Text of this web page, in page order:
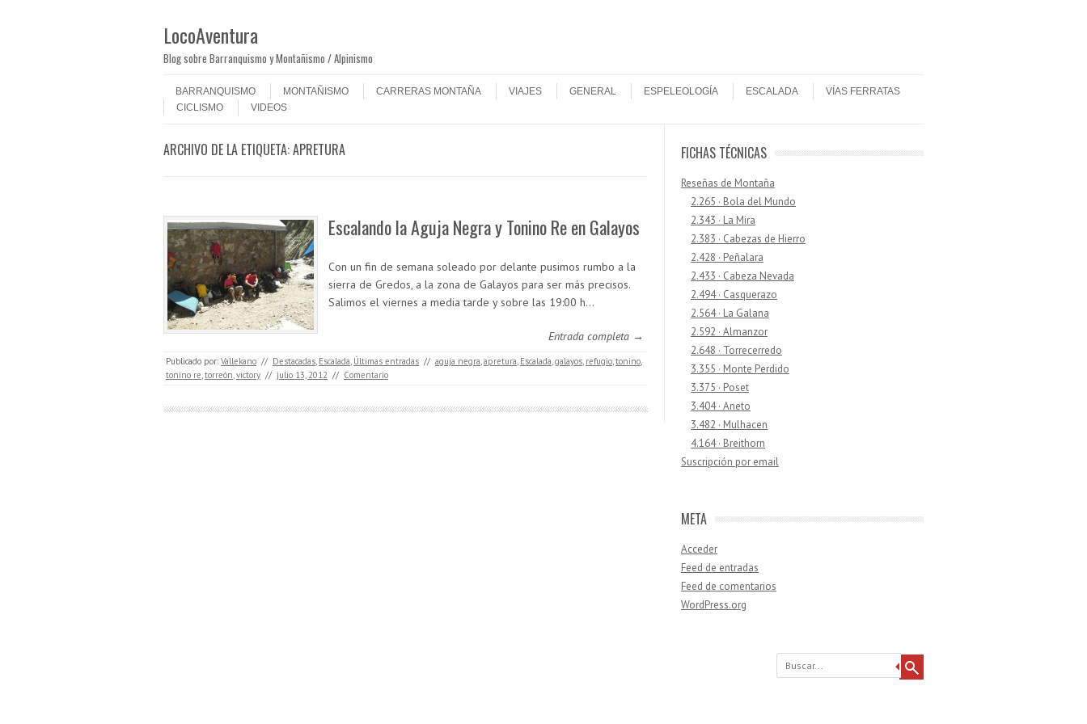
LocoAventura
Blog sobre Barranquismo y Montañismo / Alpinismo
Menú
BARRANQUISMO
MONTAÑISMO CARRERAS MONTAÑA VIAJES GENERAL ESPELEOLOGÍA ESCALADA
VÍAS FERRATAS
CICLISMO
VIDEOS
ARCHIVO DE LA ETIQUETA:APRETURA
Escalando la Aguja Negra y Tonino Re en Galayos
Con un fin de semana soleado por delante pusimos rumbo a la
sierra de Gredos, a la zona de Galayos para ser más precisos.
Salimos el viernes a media tarde y sobre las 19:00 h…
Entrada completa →
Publicado por: Vallekano // Destacadas, Escalada, Últimas entradas // aguja negra,apretura, Escalada,galayos, refugio,tonino,
tonino re,torreón,victory // julio 13, 2012 // Comentario
FICHAS TÉCNICAS
Reseñas de Montaña
2.265 · Bola del Mundo
2.343 · La Mira
2.383 · Cabezas de Hierro
2.428 · Peñalara
2.433 · Cabeza Nevada
2.494 · Casquerazo
2.564 · La Galana
2.592 · Almanzor
2.648 · Torrecerredo
3.355 · Monte Perdido
3.375 · Poset
3.404 · Aneto
3.482 · Mulhacen
4.164 · Breithorn
Suscripción por email
META
Acceder
Feed de entradas
Feed de comentarios
WordPress.org